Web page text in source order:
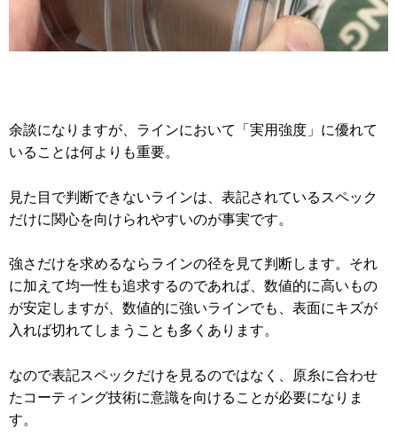
余談になりますが、ラインにおいて「実用強度」に優れて
いることは何よりも重要。
見た目で判断できないラインは、表記されているスペック
だけに関心を向けられやすいのが事実です。
強さだけを求めるならラインの径を見て判断します。それ
に加えて均一性も追求するのであれば、数値的に高いもの
が安定しますが、数値的に強いラインでも、表面にキズが
入れば切れてしまうことも多くあります。
なので表記スペックだけを見るのではなく、原糸に合わせ
たコーティング技術に意識を向けることが必要になりま
す。